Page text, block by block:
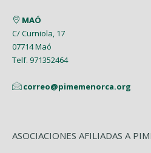
MAÓ
C/ Curniola, 17
07714 Maó
Telf. 971352464
correo@pimemenorca.org
ASOCIACIONES AFILIADAS A